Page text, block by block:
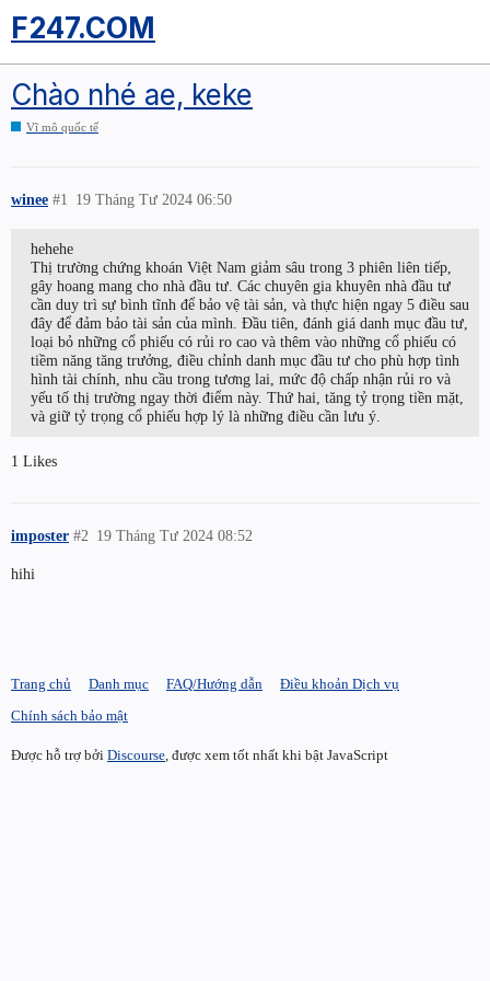
F247.COM
Chào nhé ae, keke
Vĩ mô quốc tế
winee 19 Tháng Tư 2024 06:50
#1
hehehe
Thị trường chứng khoán Việt Nam giảm sâu trong 3 phiên liên tiếp,
gây hoang mang cho nhà đầu tư. Các chuyên gia khuyên nhà đầu tư
cần duy trì sự bình tĩnh để bảo vệ tài sản, và thực hiện ngay 5 điều sau
đây để đảm bảo tài sản của mình. Đầu tiên, đánh giá danh mục đầu tư,
loại bỏ những cổ phiếu có rủi ro cao và thêm vào những cổ phiếu có
tiềm năng tăng trưởng, điều chỉnh danh mục đầu tư cho phù hợp tình
hình tài chính, nhu cầu trong tương lai, mức độ chấp nhận rủi ro và
yếu tố thị trường ngay thời điểm này. Thứ hai, tăng tỷ trọng tiền mặt,
và giữ tỷ trọng cổ phiếu hợp lý là những điều cần lưu ý.
1 Likes
imposter 19 Tháng Tư 2024 08:52
#2
hihi
Trang chủ Danh mục FAQ/Hướng dẫn
Điều khoản Dịch vụ
Chính sách bảo mật
Được hỗ trợ bởi Discourse , được xem tốt nhất khi bật JavaScript